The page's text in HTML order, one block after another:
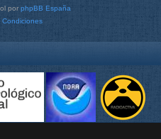
por phpBB España
Condiciones